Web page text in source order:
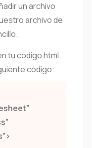
un archivo
archivo de
tu código html ,
código: